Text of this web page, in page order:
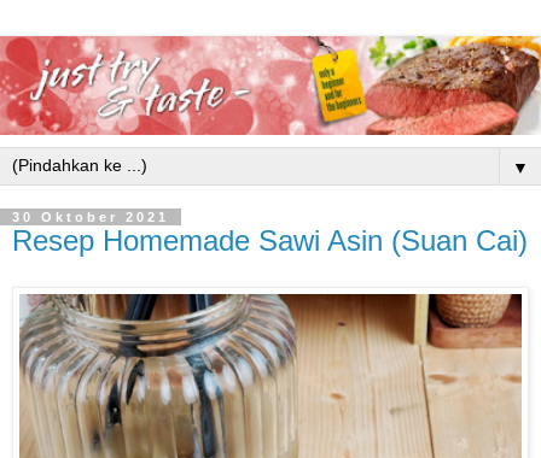
▼
30 Oktober 2021
Resep Homemade Sawi Asin (Suan Cai)